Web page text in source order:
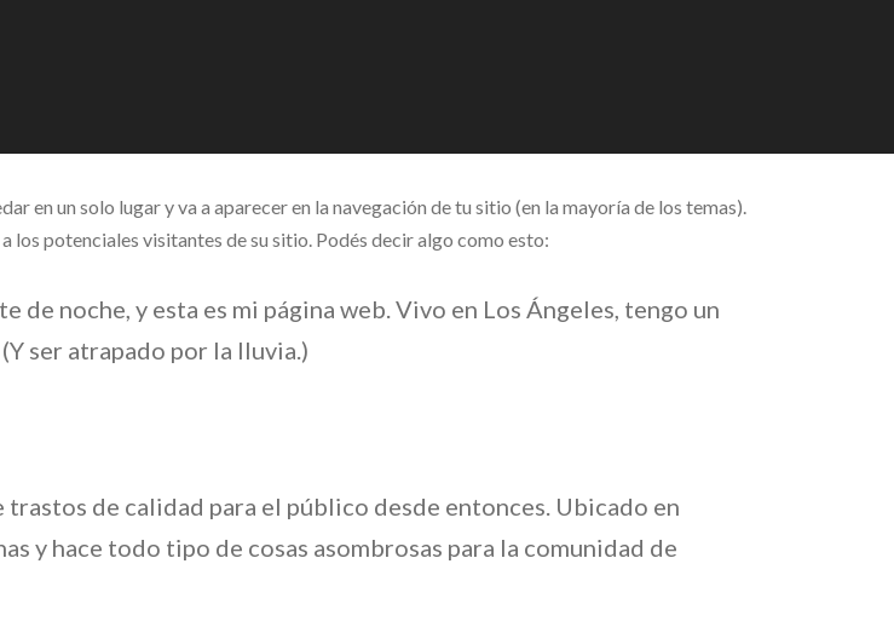
en un solo lugar y va a aparecer en la navegación de tu sitio (en la mayoría de los temas).
los potenciales visitantes de su sitio. Podés decir algo como esto:
de noche, y esta es mi página web. Vivo en Los Ángeles, tengo un
ser atrapado por la lluvia.)
de calidad para el público desde entonces. Ubicado en
y hace todo tipo de cosas asombrosas para la comunidad de